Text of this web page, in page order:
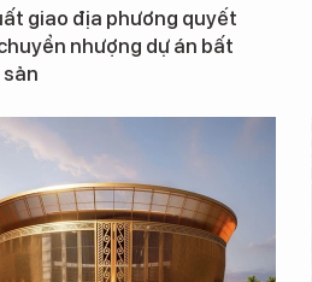
giao địa phương quyết
nhượng dự án bất